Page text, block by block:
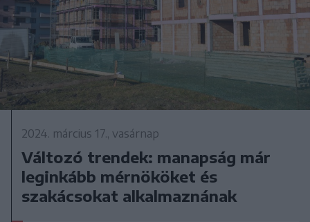
2024. március 17., vasárnap
Változó trendek: manapság már
leginkább mérnököket és
szakácsokat alkalmaznának